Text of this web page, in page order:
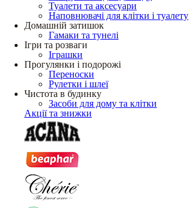
Туалети та аксесуари
Наповнювачі для клітки і туалету
Домашній затишок
Гамаки та тунелі
Ігри та розваги
Іграшки
Прогулянки і подорожі
Переноски
Рулетки і шлеї
Чистота в будинку
Засоби для дому та клітки
Акції та знижки